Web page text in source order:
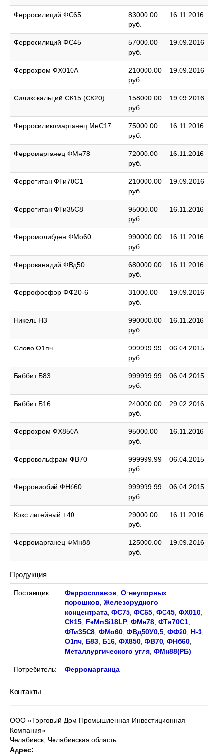
Ферросилиций ФС65
83000.00
руб.
16.11.2016
Ферросилиций ФС45
57000.00
руб.
19.09.2016
Феррохром ФХ010А
210000.00
руб.
19.09.2016
Силикокальций СК15 (СК20)
158000.00
руб.
19.09.2016
Ферросиликомарганец МнС17
75000.00
руб.
16.11.2016
Ферромарганец ФМн78
72000.00
руб.
16.11.2016
Ферротитан ФТи70С1
210000.00
руб.
19.09.2016
Ферротитан ФТи35С8
95000.00
руб.
16.11.2016
Ферромолибден ФМо60
990000.00
руб.
16.11.2016
Феррованадий ФВд50
680000.00
руб.
16.11.2016
Феррофосфор ФФ20-6
31000.00
руб.
19.09.2016
Никель Н3
990000.00
руб.
16.11.2016
Олово О1пч
999999.99
руб.
06.04.2015
Баббит Б83
999999.99
руб.
06.04.2015
Баббит Б16
240000.00
руб.
29.02.2016
Феррохром ФХ850А
95000.00
руб.
16.11.2016
Ферровольфрам ФВ70
999999.99
руб.
06.04.2015
Феррониобий ФНб60
999999.99
руб.
06.04.2015
Кокс литейный +40
29000.00
руб.
16.11.2016
Ферромарганец ФМн88
125000.00
руб.
19.09.2016
Продукция
Поставщик: Ферросплавов Огнеупорных
порошков Железорудного
концентрата ФС75 ФС65 ФС45 ФХ010
СК15 FeMnSi18LP ФМн78 ФТи70С1
ФТи35С8 ФМо60 ФВд50У0,5 ФФ20 Н-3
О1пч Б83 Б16 ФХ850 ФВ70 ФНб60
Металлургического угля ФМн88(PБ)
Потребитель: Ферромарганца
Контакты
ООО «Торговый Дом Промышленная Инвестиционная
Компания»
Челябинск, Челябинская область
Адрес: